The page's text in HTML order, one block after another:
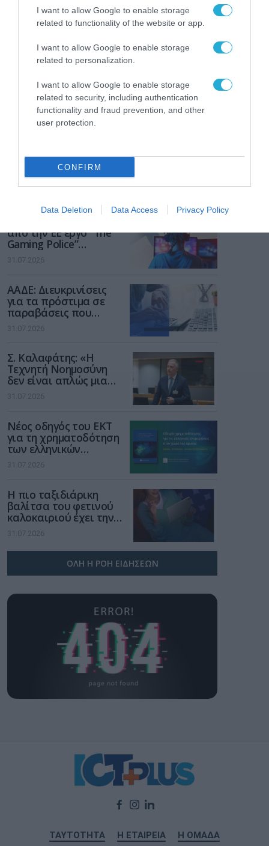
I want to allow Google to enable storage
related to functionality of the website or app.
I want to allow Google to enable storage
related to personalization.
I want to allow Google to enable storage
related to security, including authentication
functionality and fraud prevention, and other
user protection.
CONFIRM
Data Deletion Data Access Privacy Policy
από την ΕΕ έργο “The
Gaming Police”
ενισχύει την ασφάλεια
των παιδιών στο
31.07.2026
ΑΑΔΕ: Διευκρινίσεις
για τα πρόστιμα σε
παραβάσεις που
αφορούν τους ΦΗΜ
31.07.2026
Σ. Καλαφάτης: «Η
Τεχνητή Νοημοσύνη
δεν είναι απλώς μια
νέα τεχνολογία, είναι
μια νέα βιομηχανική
31.07.2026
Νέος οδηγός του ΕΚΤ
για τη χρηματοδότηση
των ελληνικών
επιχειρήσεων στον
χώρο της άμυνας
31.07.2026
Η πιο ταξιδιάρικη
βαλίτσα του φετινού
καλοκαιριού έχει την
υπογραφή της Xiaomi
31.07.2026
ΟΛΗ Η ΡΟΗ ΕΙΔΗΣΕΩΝ
ΤΑΥΤΟΤΗΤΑ Η ΕΤΑΙΡΕΙΑ Η ΟΜΑΔΑ